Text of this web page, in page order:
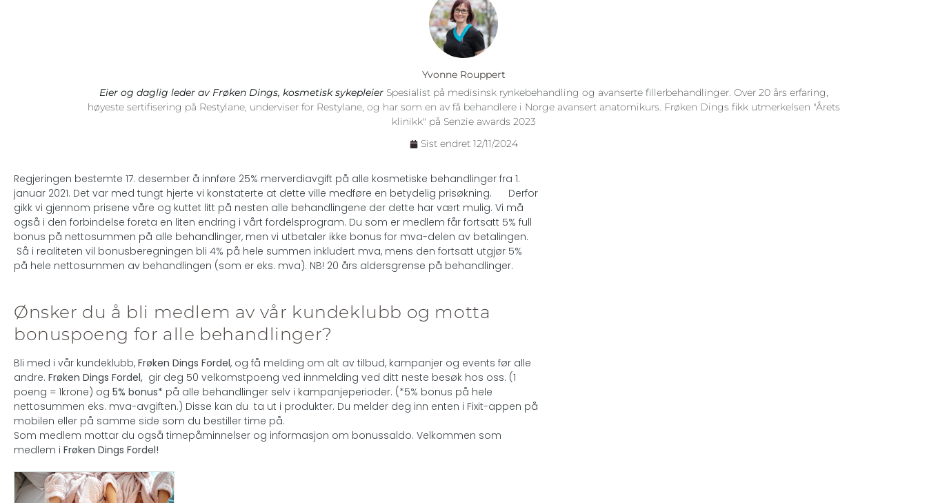
Yvonne Rouppert
Eier og daglig leder av Frøken Dings, kosmetisk sykepleierSpesialist på medisinsk rynkebehandling og avanserte fillerbehandlinger. Over 20 års erfaring,
høyeste sertifisering på Restylane, underviser for Restylane, og har som en av få behandlere i Norge avansert anatomikurs. Frøken Dings fikk utmerkelsen "Årets
klinikk" på Senzie awards 2023
Sist endret 12/11/2024
Regjeringen bestemte 17. desember å innføre 25% merverdiavgift på alle kosmetiske behandlinger fra 1.
januar 2021. Det var med tungt hjerte vi konstaterte at dette ville medføre en betydelig prisøkning.
Derfor
gikk vi gjennom prisene våre og kuttet litt på nesten alle behandlingene der dette har vært mulig. Vi må
også i den forbindelse foreta en liten endring i vårt fordelsprogram. Du som er medlem får fortsatt 5% full
bonus på nettosummen på alle behandlinger, men vi utbetaler ikke bonus for mva-delen av betalingen.
Så i realiteten vil bonusberegningen bli 4% på hele summen inkludert mva, mens den fortsatt utgjør 5%
på hele nettosummen av behandlingen (som er eks. mva). NB! 20 års aldersgrense på behandlinger.
Ønsker du å bli medlem av vår kundeklubb og motta
bonuspoeng for alle behandlinger?
Bli med i vår kundeklubb, Frøken Dings Fordel, og få melding om alt av tilbud, kampanjer og events før alle
andre. Frøken Dings Fordel, gir deg 50 velkomstpoeng ved innmelding ved ditt neste besøk hos oss. (1
poeng = 1krone) og 5% bonus* på alle behandlinger selv i kampanjeperioder. (*5% bonus på hele
nettosummen eks. mva-avgiften.) Disse kan du ta ut i produkter. Du melder deg inn enten i Fixit-appen på
mobilen eller på samme side som du bestiller time på.
Som medlem mottar du også timepåminnelser og informasjon om bonussaldo. Velkommen som
medlem i Frøken Dings Fordel!